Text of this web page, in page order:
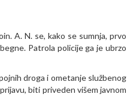
A. N. se, kako se sumnja, prvo
Patrola policije ga je ubrzo
droga i ometanje službenog
biti priveden višem javnom